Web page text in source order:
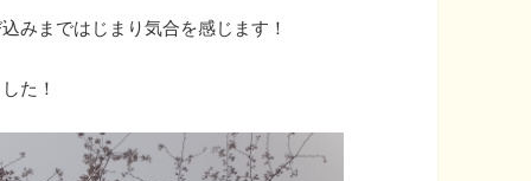
みまではじまり気合を感じます！
た！